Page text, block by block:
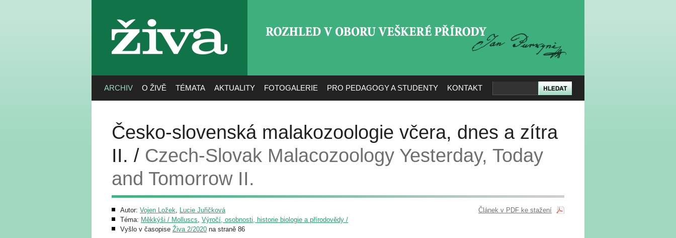
živa
ARCHIV O ŽIVĚ TÉMATA AKTUALITY FOTOGALERIE PRO PEDAGOGY A STUDENTY KONTAKT
Česko-slovenská malakozoologie včera, dnes a zítra
II. / Czech-Slovak Malacozoology Yesterday, Today
and Tomorrow II.
Autor: Vojen Ložek, Lucie Juřičková
Téma: Měkkýši / Molluscs, Výročí, osobnosti, historie biologie a přírodovědy /
Vyšlo v časopise Živa 2/2020 na straně 86
Článek v PDF ke stažení